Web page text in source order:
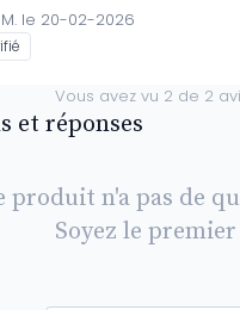
le 20-02-2026
Vous avez vu 2 de 2
et réponses
produit n'a pas de
Soyez le